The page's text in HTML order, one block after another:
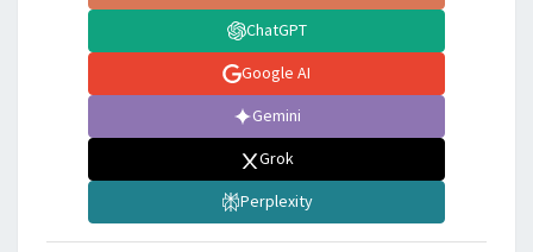
ChatGPT
Google AI
Gemini
Grok
Perplexity